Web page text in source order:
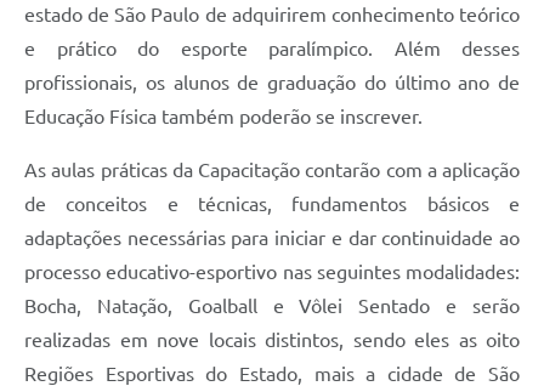
estado de São Paulo de adquirirem conhecimento teórico
e prático do esporte paralímpico. Além desses
profissionais, os alunos de graduação do último ano de
Educação Física também poderão se inscrever.
As aulas práticas da Capacitação contarão com a aplicação
de conceitos e técnicas, fundamentos básicos e
adaptações necessárias para iniciar e dar continuidade ao
processo educativo-esportivo nas seguintes modalidades:
Bocha, Natação, Goalball e Vôlei Sentado e serão
realizadas em nove locais distintos, sendo eles as oito
Regiões Esportivas do Estado, mais a cidade de São